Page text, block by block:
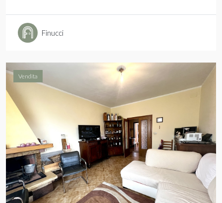
Finucci
Vendita